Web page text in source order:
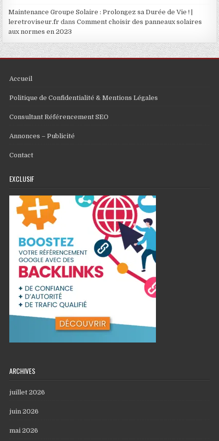
Maintenance Groupe Solaire : Prolongez sa Durée de Vie ! |
leretroviseur.fr dansComment choisir des panneaux solaires
aux normes en 2023
Accueil
Politique de Confidentialité & Mentions Légales
Consultant Référencement SEO
Annonces – Publicité
Contact
EXCLUSIF
ARCHIVES
juillet 2026
juin 2026
mai 2026